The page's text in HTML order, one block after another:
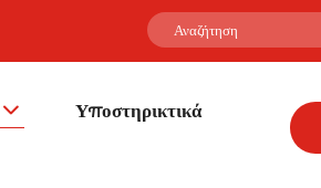
Υποστηρικτικά